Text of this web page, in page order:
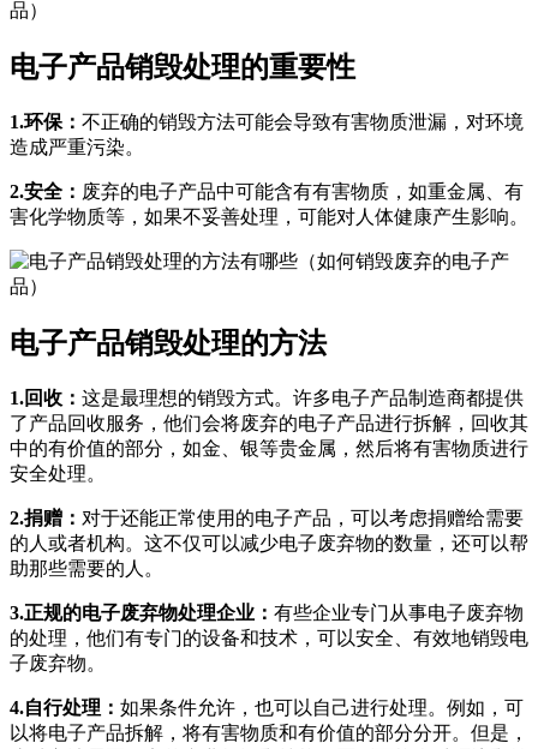
电子产品销毁处理的重要性
1.环保： 不正确的销毁方法可能会导致有害物质泄漏，对环境
造成严重污染。
2.安全： 废弃的电子产品中可能含有有害物质，如重金属、有
害化学物质等，如果不妥善处理，可能对人体健康产生影响。
电子产品销毁处理的方法
1.回收： 这是最理想的销毁方式。许多电子产品制造商都提供
了产品回收服务，他们会将废弃的电子产品进行拆解，回收其
中的有价值的部分，如金、银等贵金属，然后将有害物质进行
安全处理。
2.捐赠： 对于还能正常使用的电子产品，可以考虑捐赠给需要
的人或者机构。这不仅可以减少电子废弃物的数量，还可以帮
助那些需要的人。
3.正规的电子废弃物处理企业： 有些企业专门从事电子废弃物
的处理，他们有专门的设备和技术，可以安全、有效地销毁电
子废弃物。
4.自行处理： 如果条件允许，也可以自己进行处理。例如，可
以将电子产品拆解，将有害物质和有价值的部分分开。但是，